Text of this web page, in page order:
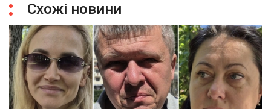
Схожі новини